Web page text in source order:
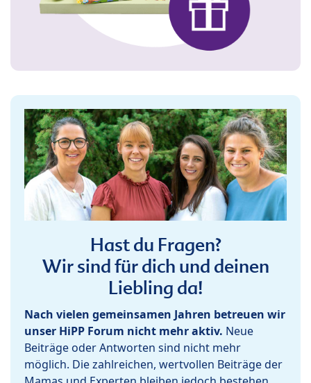
Hast du Fragen?
Wir sind für dich und deinen
Liebling da!
Nach vielen gemeinsamen Jahren betreuen wir
unser HiPP Forum nicht mehr aktiv. Neue
Beiträge oder Antworten sind nicht mehr
möglich. Die zahlreichen, wertvollen Beiträge der